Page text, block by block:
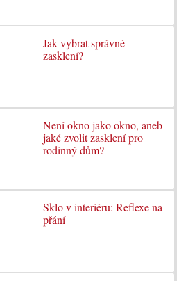
Jak vybrat správné
zasklení?
Není okno jako okno, aneb
jaké zvolit zasklení pro
rodinný dům?
Sklo v interiéru: Reflexe na
přání